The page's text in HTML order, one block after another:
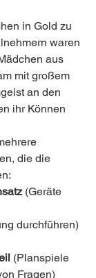
in Gold zu
waren
aus
mit großem
an den
ihr Können
die die
(Geräte
durchführen)
(Planspiele
Fragen)